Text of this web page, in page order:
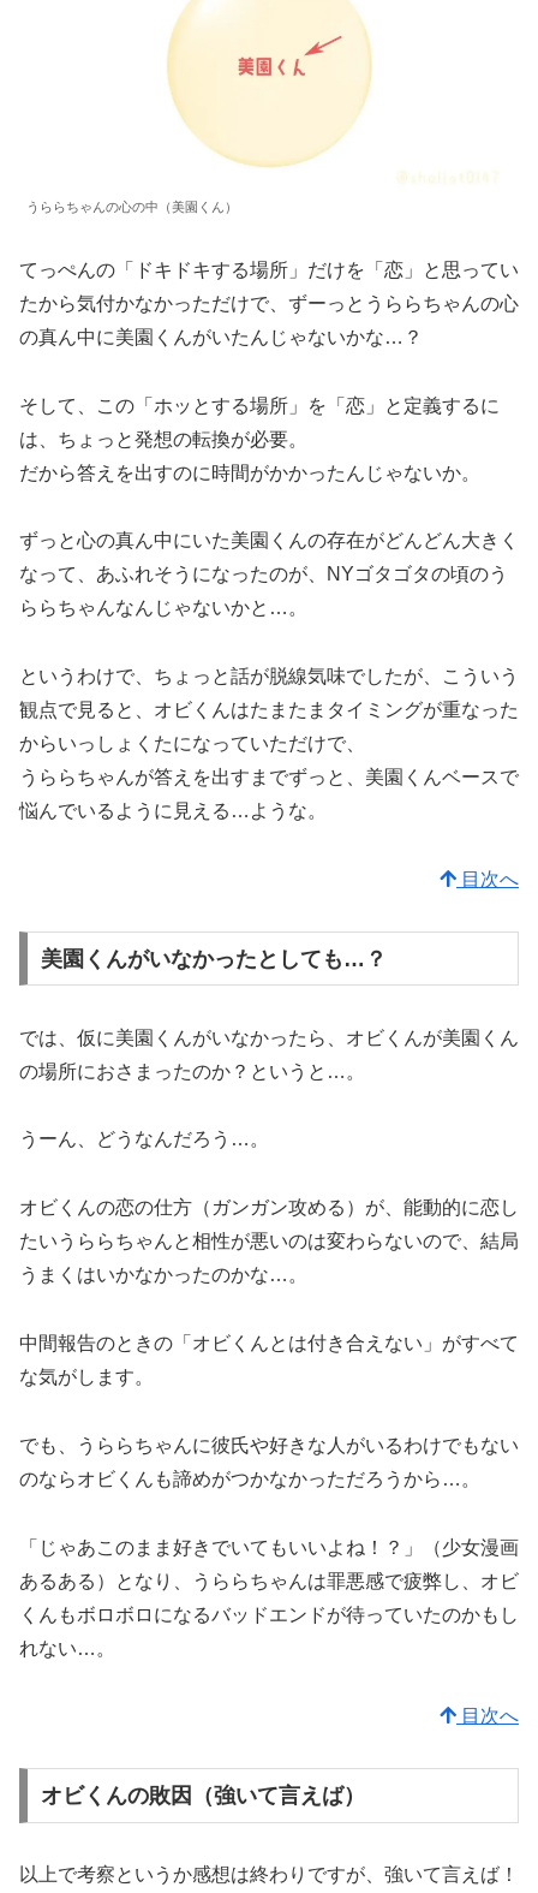
うららちゃんの心の中（美園くん）
てっぺんの「ドキドキする場所」だけを「恋」と思ってい
たから気付かなかっただけで、ずーっとうららちゃんの心
の真ん中に美園くんがいたんじゃないかな…？
そして、この「ホッとする場所」を「恋」と定義するに
は、ちょっと発想の転換が必要。
だから答えを出すのに時間がかかったんじゃないか。
ずっと心の真ん中にいた美園くんの存在がどんどん大きく
なって、あふれそうになったのが、NYゴタゴタの頃のう
ららちゃんなんじゃないかと…。
というわけで、ちょっと話が脱線気味でしたが、こういう
観点で見ると、オビくんはたまたまタイミングが重なった
からいっしょくたになっていただけで、
うららちゃんが答えを出すまでずっと、美園くんベースで
悩んでいるように見える…ような。
目次へ
美園くんがいなかったとしても…？
では、仮に美園くんがいなかったら、オビくんが美園くん
の場所におさまったのか？というと…。
うーん、どうなんだろう…。
オビくんの恋の仕方（ガンガン攻める）が、能動的に恋し
たいうららちゃんと相性が悪いのは変わらないので、結局
うまくはいかなかったのかな…。
中間報告のときの「オビくんとは付き合えない」がすべて
な気がします。
でも、うららちゃんに彼氏や好きな人がいるわけでもない
のならオビくんも諦めがつかなかっただろうから…。
「じゃあこのまま好きでいてもいいよね！？」（少女漫画
あるある）となり、うららちゃんは罪悪感で疲弊し、オビ
くんもボロボロになるバッドエンドが待っていたのかもし
れない…。
目次へ
オビくんの敗因（強いて言えば）
以上で考察というか感想は終わりですが、強いて言えば！